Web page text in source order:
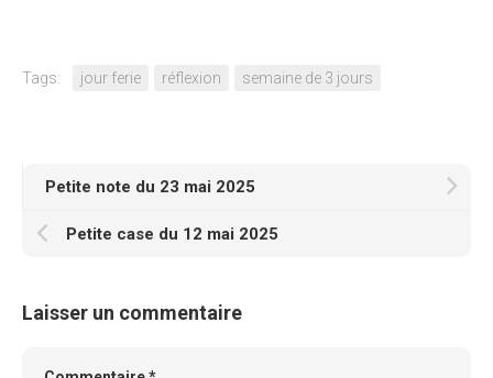
Tags: jour ferie réflexion semaine de 3 jours
Petite note du 23 mai 2025
Petite case du 12 mai 2025
Laisser un commentaire